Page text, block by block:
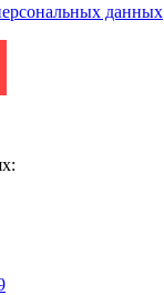
данных